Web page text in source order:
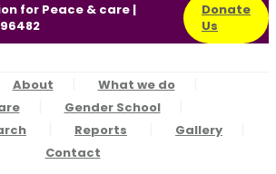
for Peace & care |
Donate
Us
About
What we do
Gender School
Reports
Gallery
Contact